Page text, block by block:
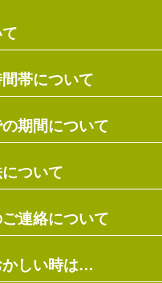
合
の送料となります。
合
包料も含まれています。
グカートの仕組み上、送
があります。
合わせによっては別梱包
なる場合があります。
、自動返信メール以降に
帯について
時間帯のご指定は出来ま
函される「ご不在連絡
。
期間について
合
より3営業日以内の発送
上記以上にお時間がか
メールにてご確認くださ
ついて
400円）
配送員にお支払い下さい
払い）
連絡について
発送・修理など
しい時は…